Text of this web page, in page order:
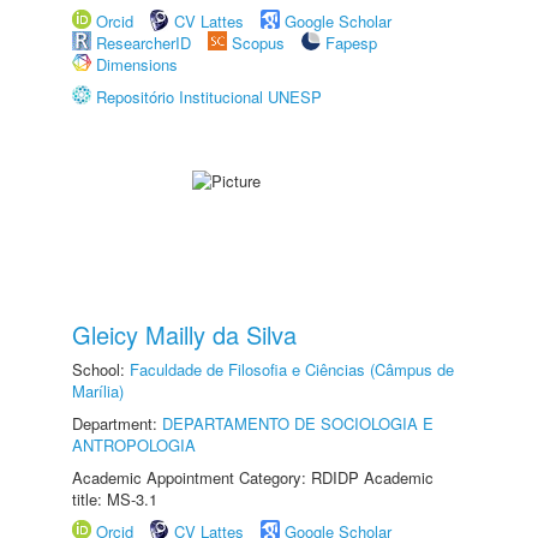
Orcid CV Lattes
Google Scholar
ResearcherID
Scopus
Fapesp
Dimensions
Repositório Institucional UNESP
Gleicy Mailly da Silva
School: Faculdade de Filosofia e Ciências (Câmpus de
Marília)
Department: DEPARTAMENTO DE SOCIOLOGIA E
ANTROPOLOGIA
Academic Appointment Category: RDIDP Academic
title: MS-3.1
Orcid
CV Lattes Google Scholar